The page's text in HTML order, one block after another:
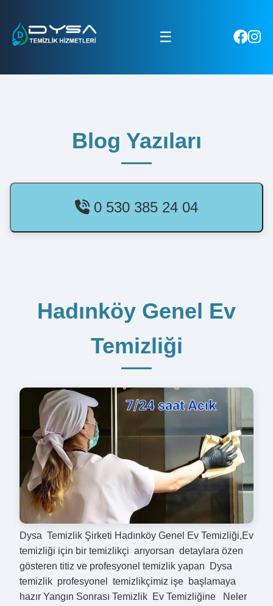
☰
Blog Yazıları
0 530 385 24 04
Hadınköy Genel Ev
Temizliği
Dysa Temizlik Şirketi Hadınköy Genel Ev Temizliği,Ev
temizliği için bir temizlikçi arıyorsan detaylara özen
gösteren titiz ve profesyonel temizlik yapan Dysa
temizlik profesyonel temizlikçimiz işe başlamaya
hazır Yangın Sonrası Temizlik Ev Temizliğine Neler